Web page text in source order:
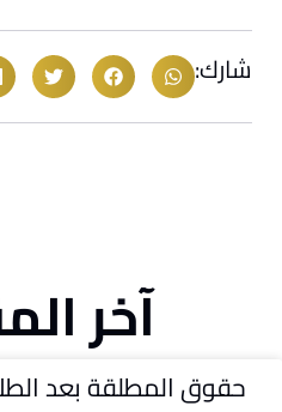
شارك:
آخر
حقوق المطلقة بعد